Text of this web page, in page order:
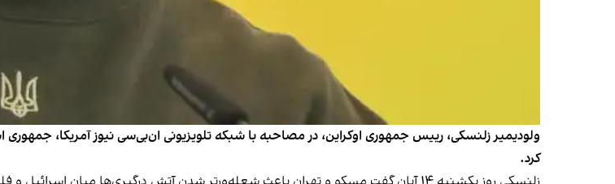
ولودیمیر زلنسکی، رییس‌ جمهوری اوکراین، در مصاحبه با شبکه تلویزیونی ان‌بی‌سی نیوز آمریکا،
کرد.